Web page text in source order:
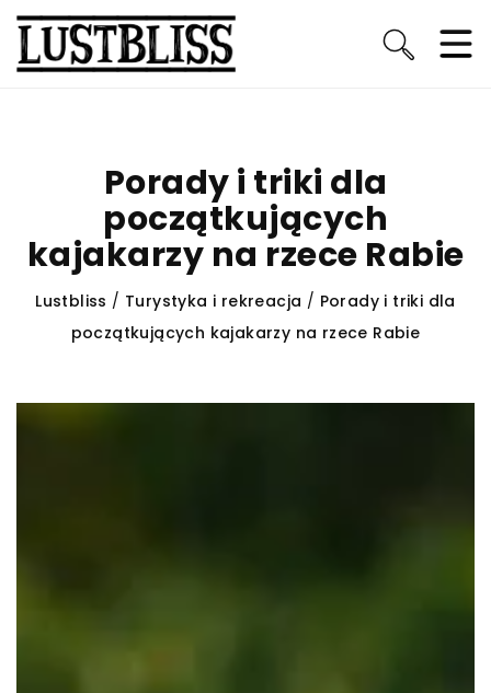
Porady i triki dla
początkujących
kajakarzy na rzece Rabie
Lustbliss / Turystyka i rekreacja / Porady i triki dla
początkujących kajakarzy na rzece Rabie